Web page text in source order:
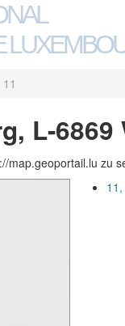
11
L-6869
map.geoportail.lu zu